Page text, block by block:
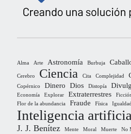
Alma Arte Astronomía Burbuja
Cerebro Ciencia Cita Complejidad
Copérnico Dinero Dios Distopía
Economía
Explorar Extraterrestres
Flor de la abundancia
Fraude Física
Inteligencia
J. J. Benítez Mente Moral Muerte
No